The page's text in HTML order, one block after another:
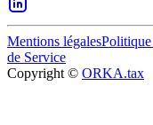
Mentions légales
de Service
Copyright © ORKA.tax